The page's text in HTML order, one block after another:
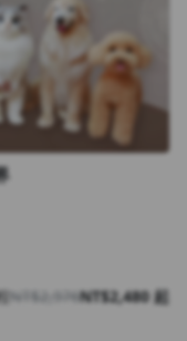
NT$2,976NT$2,480 起